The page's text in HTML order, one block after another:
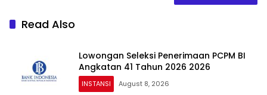
Read Also
Lowongan Seleksi Penerimaan PCPM BI
Angkatan 41 Tahun 2026 2026
INSTANSI August 8, 2026